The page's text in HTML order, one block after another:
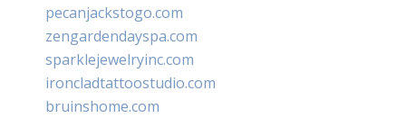
pecanjackstogo.com
zengardendayspa.com
sparklejewelryinc.com
ironcladtattoostudio.com
bruinshome.com